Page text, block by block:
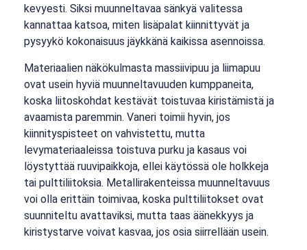
kevyesti. Siksi muunneltavaa sänkyä valitessa
kannattaa katsoa, miten lisäpalat kiinnittyvät ja
pysyykö kokonaisuus jäykkänä kaikissa asennoissa.
Materiaalien näkökulmasta massiivipuu ja liimapuu
ovat usein hyviä muunneltavuuden kumppaneita,
koska liitoskohdat kestävät toistuvaa kiristämistä ja
avaamista paremmin. Vaneri toimii hyvin, jos
kiinnityspisteet on vahvistettu, mutta
levymateriaaleissa toistuva purku ja kasaus voi
löystyttää ruuvipaikkoja, ellei käytössä ole holkkeja
tai pulttiliitoksia. Metallirakenteissa muunneltavuus
voi olla erittäin toimivaa, koska pulttiliitokset ovat
suunniteltu avattaviksi, mutta taas äänekkyys ja
kiristystarve voivat kasvaa, jos osia siirrellään usein.